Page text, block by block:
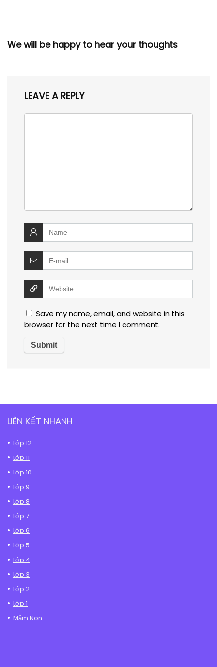
We will be happy to hear your thoughts
LEAVE A REPLY
Save my name, email, and website in this
browser for the next time I comment.
LIÊN KẾT NHANH
Lớp 12
Lớp 11
Lớp 10
Lớp 9
Lớp 8
Lớp 7
Lớp 6
Lớp 5
Lớp 4
Lớp 3
Lớp 2
Lớp 1
Mầm Non